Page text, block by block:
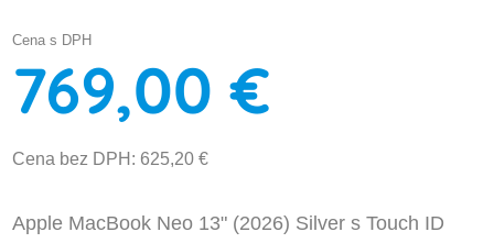
Cena s DPH
769,00 €
Cena bez DPH: 625,20 €
Apple MacBook Neo 13" (2026) Silver s Touch ID